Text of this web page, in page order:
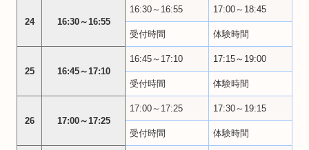
24 16:30～16:55
16:30～16:55 17:00～18:45
受付時間 体験時間
25 16:45～17:10
16:45～17:10 17:15～19:00
受付時間 体験時間
26 17:00～17:25
17:00～17:25 17:30～19:15
受付時間 体験時間